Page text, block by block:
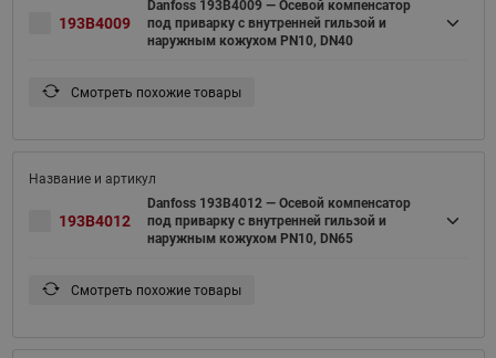
193B4009
Danfoss 193B4009 — Осевой компенсатор
под приварку с внутренней гильзой и
наружным кожухом PN10, DN40
Смотреть похожие товары
193B4012
Danfoss 193B4012 — Осевой компенсатор
под приварку с внутренней гильзой и
наружным кожухом PN10, DN65
Смотреть похожие товары